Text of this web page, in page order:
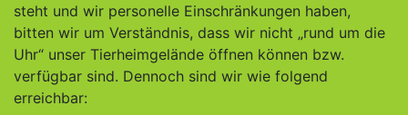
steht und wir personelle Einschränkungen haben,
bitten wir um Verständnis, dass wir nicht „rund um die
Uhr“ unser Tierheimgelände öffnen können bzw.
verfügbar sind. Dennoch sind wir wie folgend
erreichbar: